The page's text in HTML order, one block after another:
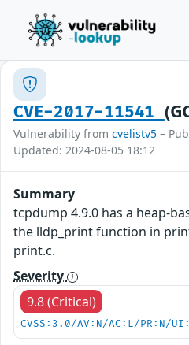
CVE-2017-11541
Vulnerability from cvelistv5 –
Updated: 2024-08-05 18:12
Summary
tcpdump 4.9.0 has a heap-
the lldp_print function in
print.c.
Severity
9.8 (Critical)
CVSS:3.0/AV:N/AC:L/PR:N/